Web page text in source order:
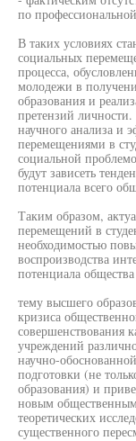
по
В таких условиях
социальных
процесса,
молодежи в
образования и
претензий
научного анализа и
перемещениями в
социальной
будут зависеть
потенциала всего
Таким образом,
перемещений в
необходимостью
воспроизводства
потенциала
тему высшего
кризиса
совершенствования
учреждений
научно-
подготовки (не
образования) и
новым
теоретических
существенного